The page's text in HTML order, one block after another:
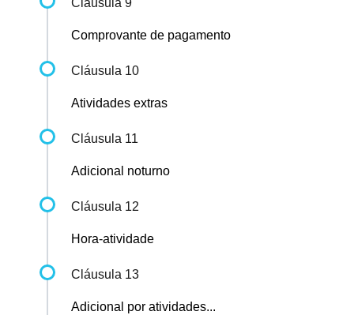
Cláusula 9
Comprovante de pagamento
Cláusula 10
Atividades extras
Cláusula 11
Adicional noturno
Cláusula 12
Hora-atividade
Cláusula 13
Adicional por atividades...